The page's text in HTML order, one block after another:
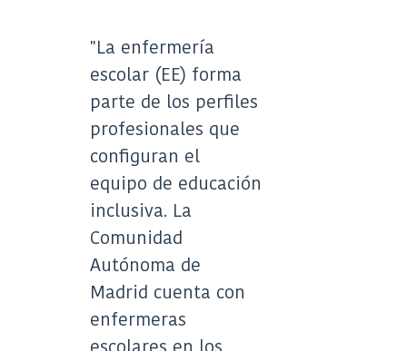
(Twitter)
"La enfermería
escolar (EE) forma
parte de los perfiles
profesionales que
configuran el
equipo de educación
inclusiva. La
Comunidad
Autónoma de
Madrid cuenta con
enfermeras